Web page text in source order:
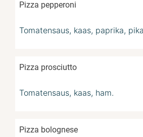
Pizza pepperoni
Tomatensaus, kaas, paprika,
Pizza prosciutto
Tomatensaus, kaas, ham.
Pizza bolognese